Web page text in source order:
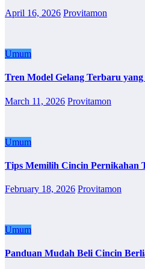
April 16, 2026 Provitamon
Umum
Tren Model Gelang Terbaru
March 11, 2026 Provitamon
Umum
Tips Memilih Cincin Pernikahan
February 18, 2026 Provitamon
Umum
Panduan Mudah Beli Cincin